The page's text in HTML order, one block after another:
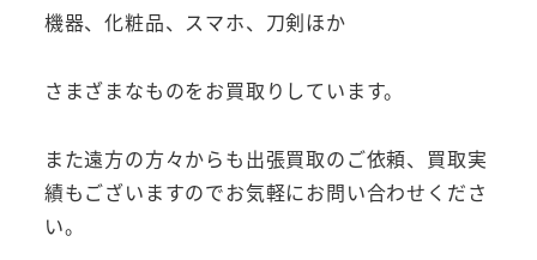
機器、化粧品、スマホ、刀剣ほか
さまざまなものをお買取りしています。
また遠方の方々からも出張買取のご依頼、買取実
績もございますのでお気軽にお問い合わせくださ
い。